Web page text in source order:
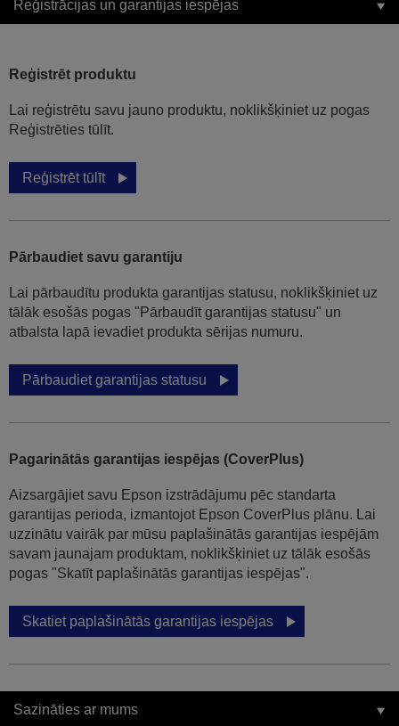
Reģistrācijas un garantijas iespējas
Reģistrēt produktu
Lai reģistrētu savu jauno produktu, noklikšķiniet uz pogas
Reģistrēties tūlīt.
Reģistrēt tūlīt
Pārbaudiet savu garantiju
Lai pārbaudītu produkta garantijas statusu, noklikšķiniet uz
tālāk esošās pogas "Pārbaudīt garantijas statusu" un
atbalsta lapā ievadiet produkta sērijas numuru.
Pārbaudiet garantijas statusu
Pagarinātās garantijas iespējas (CoverPlus)
Aizsargājiet savu Epson izstrādājumu pēc standarta
garantijas perioda, izmantojot Epson CoverPlus plānu. Lai
uzzinātu vairāk par mūsu paplašinātās garantijas iespējām
savam jaunajam produktam, noklikšķiniet uz tālāk esošās
pogas "Skatīt paplašinātās garantijas iespējas".
Skatiet paplašinātās garantijas iespējas
Sazināties ar mums